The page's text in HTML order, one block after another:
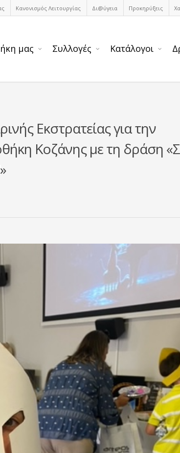
Κανονισμός Λειτουργίας Δι@ύγεια Προκηρύξεις
μας Συλλογές Κατάλογοι
Εκστρατείας για την
Κοζάνης με τη δράση